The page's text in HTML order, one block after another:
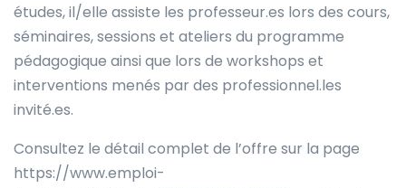
études, il/elle assiste les professeur.es lors des cours,
séminaires, sessions et ateliers du programme
pédagogique ainsi que lors de workshops et
interventions menés par des professionnel.les
invité.es.
Consultez le détail complet de l’offre sur la page
https://www.emploi-